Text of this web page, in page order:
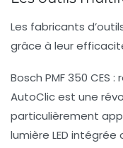
Les fabricants
grâce à leur
Bosch PMF 350 CES :
AutoClic est une
particulièrement
lumière LED